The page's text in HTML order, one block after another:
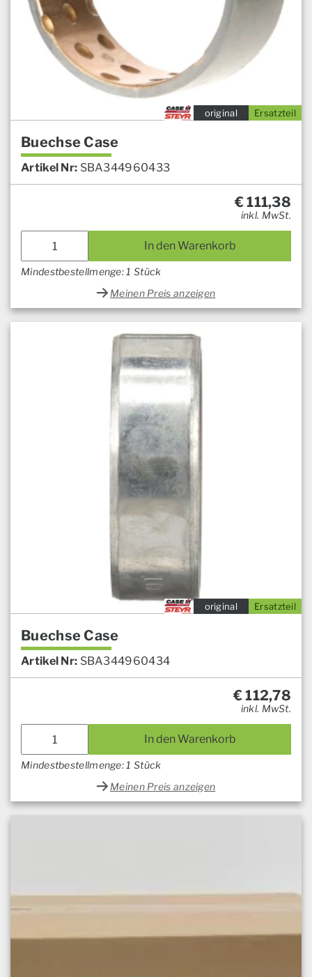
Ersatzteil
original
Buechse Case
Artikel Nr: SBA344960433
€111,38
inkl. MwSt.
In den Warenkorb
Mindestbestellmenge: 1 Stück
Meinen Preis anzeigen
Ersatzteil
original
Buechse Case
Artikel Nr: SBA344960434
€112,78
inkl. MwSt.
In den Warenkorb
Mindestbestellmenge: 1 Stück
Meinen Preis anzeigen